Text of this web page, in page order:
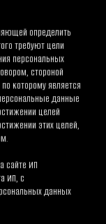
определить
требуют цели
персональных
стороной
которому является
данные
целей
этих целей,
ИП, с
данных